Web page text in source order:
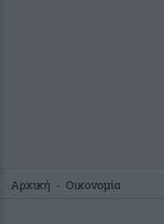
Αρχική - Οικονομία